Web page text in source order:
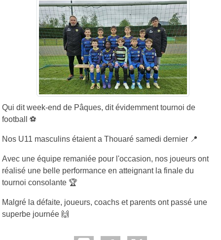
Qui dit week-end de Pâques, dit évidemment tournoi de
football ⚽️
Nos U11 masculins étaient a Thouaré samedi dernier 📍
Avec une équipe remaniée pour l'occasion, nos joueurs ont
réalisé une belle performance en atteignant la finale du
tournoi consolante 🏆
Malgré la défaite, joueurs, coachs et parents ont passé une
superbe journée 🙌